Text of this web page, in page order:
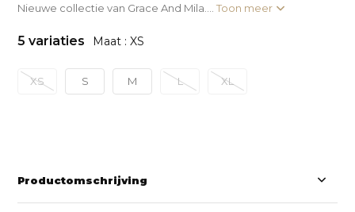
Nieuwe collectie van Grace And Mila....Toon meer
5 variaties Maat : XS
XS S M L XL
Productomschrijving